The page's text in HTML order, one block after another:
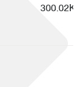
300.02K